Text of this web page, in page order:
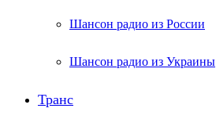
Шансон радио из России
Шансон радио из Украины
Транс